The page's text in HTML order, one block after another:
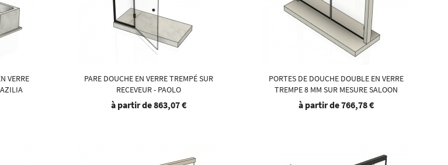
VERRE
PARE DOUCHE EN VERRE TREMPÉ SUR
RECEVEUR - PAOLO
à partir de863,07 €
PORTES DE DOUCHE DOUBLE EN VERRE
TREMPE 8 MM SUR MESURE SALOON
à partir de766,78 €